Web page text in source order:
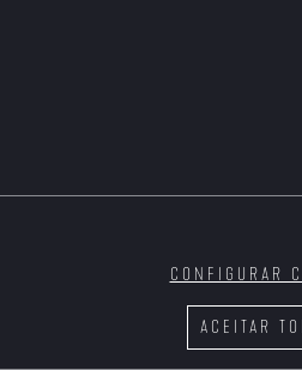
ACEITAR
CONFIGURAR